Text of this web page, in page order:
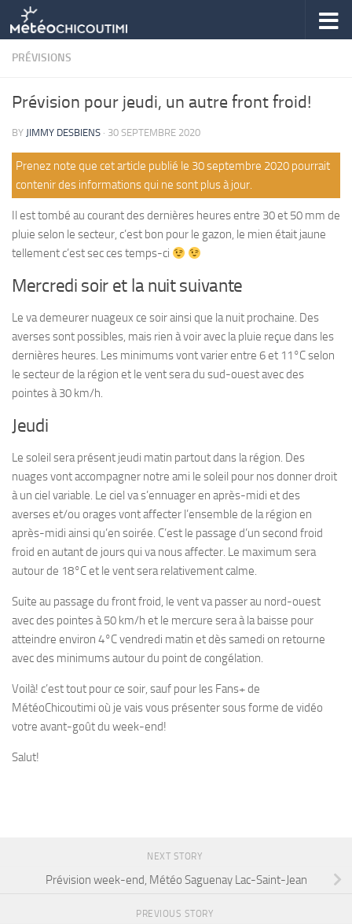
Skip to content
PRÉVISIONS
Prévision pour jeudi, un autre front froid!
BY JIMMY DESBIENS · 30 SEPTEMBRE 2020
Prenez note que cet article publié le 30 septembre 2020 pourrait
contenir des informations qui ne sont plus à jour.
Il est tombé au courant des dernières heures entre 30 et 50 mm de
pluie selon le secteur, c’est bon pour le gazon, le mien était jaune
tellement c’est sec ces temps-ci
Mercredi soir et la nuit suivante
Le va demeurer nuageux ce soir ainsi que la nuit prochaine. Des
averses sont possibles, mais rien à voir avec la pluie reçue dans les
dernières heures. Les minimums vont varier entre 6 et 11°C selon
le secteur de la région et le vent sera du sud-ouest avec des
pointes à 30 km/h.
Jeudi
Le soleil sera présent jeudi matin partout dans la région. Des
nuages vont accompagner notre ami le soleil pour nos donner droit
à un ciel variable. Le ciel va s’ennuager en après-midi et des
averses et/ou orages vont affecter l’ensemble de la région en
après-midi ainsi qu’en soirée. C’est le passage d’un second froid
froid en autant de jours qui va nous affecter. Le maximum sera
autour de 18°C et le vent sera relativement calme.
Suite au passage du front froid, le vent va passer au nord-ouest
avec des pointes à 50 km/h et le mercure sera à la baisse pour
atteindre environ 4°C vendredi matin et dès samedi on retourne
avec des minimums autour du point de congélation.
Voilà! c’est tout pour ce soir, sauf pour les Fans+ de
MétéoChicoutimi où je vais vous présenter sous forme de vidéo
votre avant-goût du week-end!
Salut!
NEXT STORY
Prévision week-end, Météo Saguenay Lac-Saint-Jean
PREVIOUS STORY